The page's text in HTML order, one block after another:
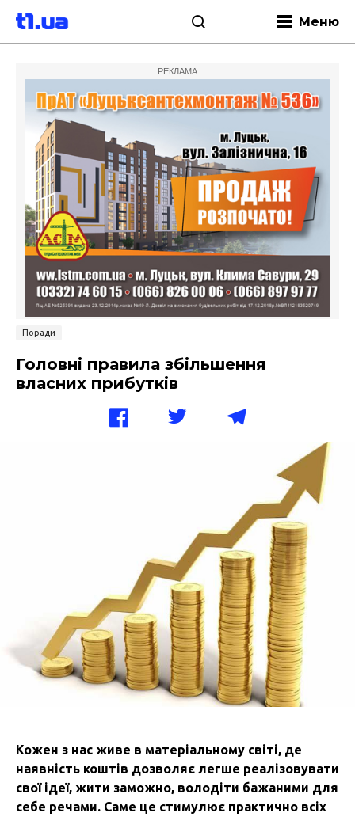
Меню
РЕКЛАМА
Поради
Головні правила збільшення
власних прибутків
Кожен з нас живе в матеріальному світі, де
наявність коштів дозволяє легше реалізовувати
свої ідеї, жити заможно, володіти бажаними для
себе речами. Саме це стимулює практично всіх